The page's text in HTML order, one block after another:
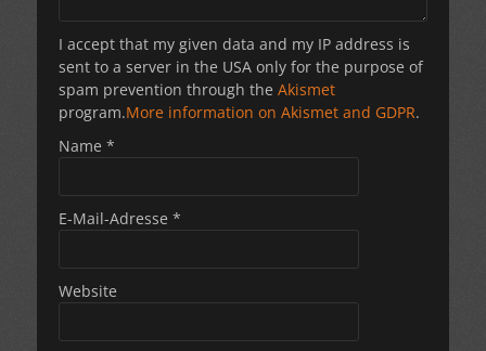
I accept that my given data and my IP address is
sent to a server in the USA only for the purpose of
spam prevention through the Akismet
program.More information on Akismet and GDPR.
Name *
E-Mail-Adresse *
Website